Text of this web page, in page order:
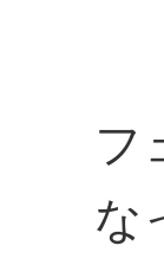
フ
な